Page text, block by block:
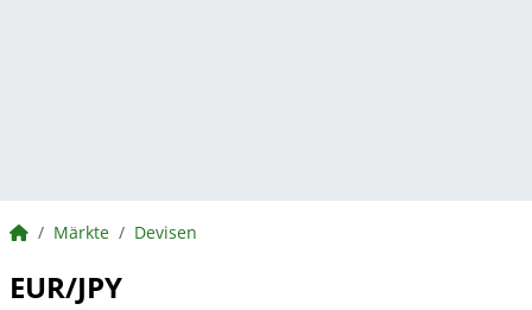
BörsenNEWS.de
Märkte Devisen
EUR/JPY